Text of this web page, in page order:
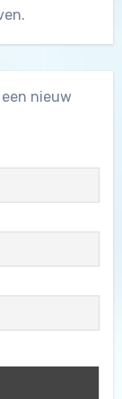
nieuw